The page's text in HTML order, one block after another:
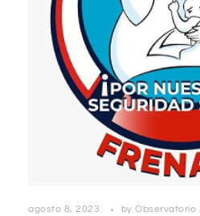
agosto 8, 2023 by Observatorio